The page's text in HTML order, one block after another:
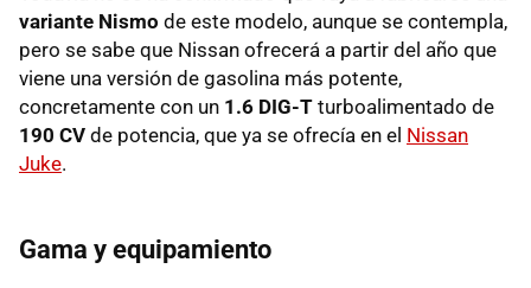
variante Nismo de este modelo, aunque se contempla,
pero se sabe que Nissan ofrecerá a partir del año que
viene una versión de gasolina más potente,
concretamente con un 1.6 DIG-T turboalimentado de
190 CV de potencia, que ya se ofrecía en el Nissan
Juke.
Gama y equipamiento